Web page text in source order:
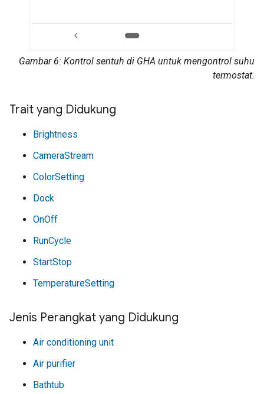
Gambar 6: Kontrol sentuh di GHA untuk mengontrol suhu
termostat.
Trait yang Didukung
Brightness
CameraStream
ColorSetting
Dock
OnOff
RunCycle
StartStop
TemperatureSetting
Jenis Perangkat yang Didukung
Air conditioning unit
Air purifier
Bathtub